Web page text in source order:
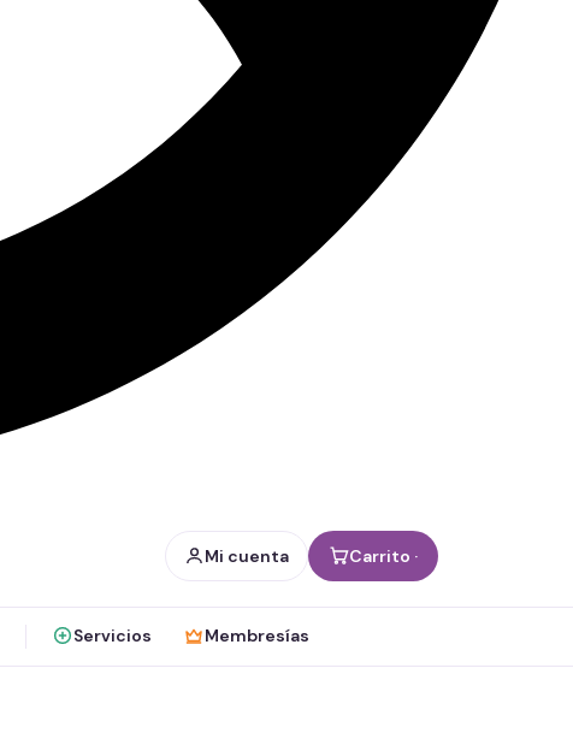
Mi cuenta Carrito ·
Servicios Membresías